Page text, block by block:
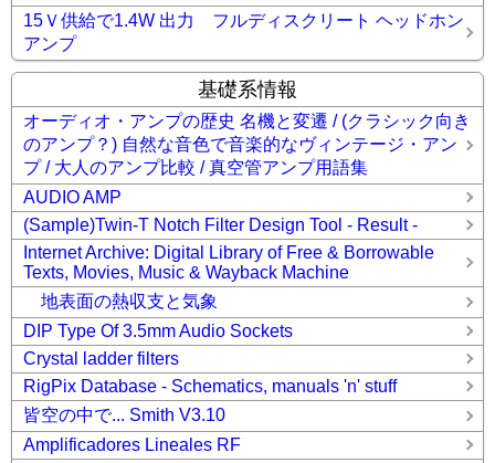
15Ｖ供給で1.4W 出力 フルディスクリート ヘッドホン
アンプ
基礎系情報
オーディオ・アンプの歴史 名機と変遷 / (クラシック向き
のアンプ？) 自然な音色で音楽的なヴィンテージ・アン
プ / 大人のアンプ比較 / 真空管アンプ用語集
AUDIO AMP
(Sample)Twin-T Notch Filter Design Tool - Result -
Internet Archive: Digital Library of Free & Borrowable
Texts, Movies, Music & Wayback Machine
地表面の熱収支と気象
DIP Type Of 3.5mm Audio Sockets
Crystal ladder filters
RigPix Database - Schematics, manuals 'n' stuff
皆空の中で... Smith V3.10
Amplificadores Lineales RF